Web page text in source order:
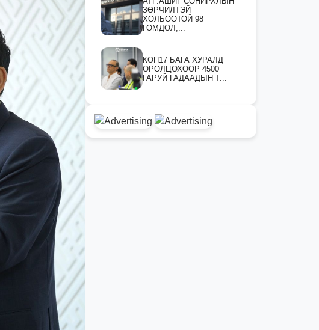
ЗӨРЧИЛТЭЙ
ХОЛБООТОЙ 98
ГОМДОЛ,...
КОП17 БАГА ХУРАЛД
ОРОЛЦОХООР 4500
ГАРУЙ ГАДААДЫН Т...